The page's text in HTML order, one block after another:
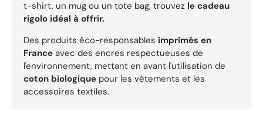
t-shirt, un mug ou un tote bag, trouvez le cadeau
rigolo idéal à offrir.
Des produits éco-responsables imprimés en
France avec des encres respectueuses de
l'environnement, mettant en avant l'utilisation de
coton biologique pour les vêtements et les
accessoires textiles.